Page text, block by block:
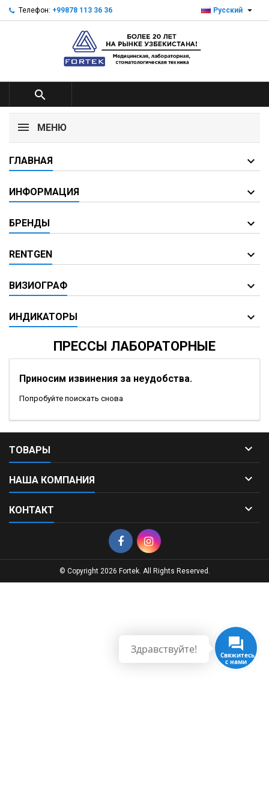
Телефон: +99878 113 36 36 Русский 

МЕНЮ
ГЛАВНАЯ
ИНФОРМАЦИЯ
БРЕНДЫ
RENTGEN
ВИЗИОГРАФ
ИНДИКАТОРЫ
ПРЕССЫ ЛАБОРАТОРНЫЕ
Приносим извинения за неудобства.
Попробуйте поискать снова
ТОВАРЫ 
НАША КОМПАНИЯ 
КОНТАКТ 
Свяжитесь
с нами
Здравствуйте!
© Copyright 2026 Fortek. All Rights Reserved.